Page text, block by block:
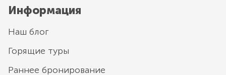
Информация
Наш блог
Горящие туры
Раннее бронирование